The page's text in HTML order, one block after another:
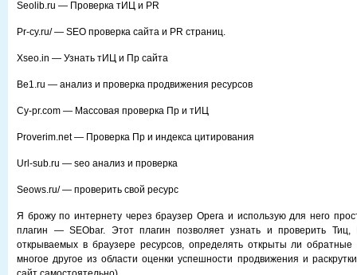
Seolib.ru — Проверка тИЦ и PR
Pr-cy.ru/ — SEO проверка сайта и PR страниц.
Xseo.in — Узнать тИЦ и Пр сайта
Be1.ru — анализ и проверка продвижения ресурсов
Cy-pr.com — Массовая проверка Пр и тИЦ
Proverim.net — Проверка Пр и индекса цитирования
Url-sub.ru — seo анализ и проверка
Seows.ru/ — проверить свой ресурс
Я брожу по интернету через браузер Opera и использую для него
плагин — SEObar. Этот плагин позволяет узнать и проверить
открываемых в браузере ресурсов, определять открыты ли
многое другое из области оценки успешности продвижения и